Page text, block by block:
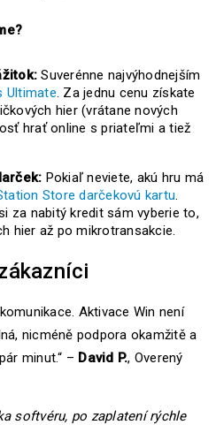
Suverénne najvýhodnejším
Ultimate. Za jednu cenu získate
hier (vrátane nových
hrať online s priateľmi a tiež
Pokiaľ neviete, akú hru má
Store darčekovú kartu.
za nabitý kredit sám vyberie to,
hier až po mikrotransakcie.
Aktivace Win není
nicméně podpora okamžitě a
minut.“ – David P., Overený
softvéru, po zaplatení rýchle